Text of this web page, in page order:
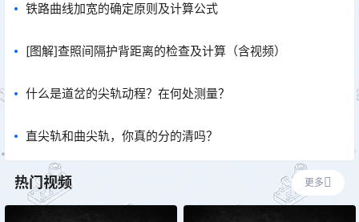
铁路曲线加宽的确定原则及计算公式
[图解]查照间隔护背距离的检查及计算（含视频）
什么是道岔的尖轨动程？在何处测量？
直尖轨和曲尖轨，你真的分的清吗？
热门视频 更多